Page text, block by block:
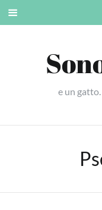
Skip
e un